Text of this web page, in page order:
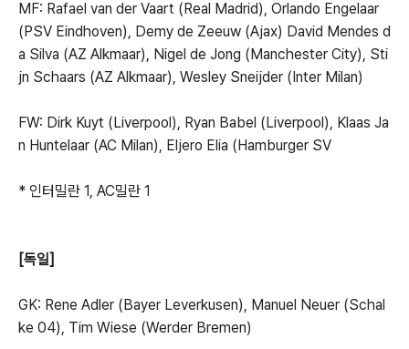
MF: Rafael van der Vaart (Real Madrid), Orlando Engelaar
(PSV Eindhoven), Demy de Zeeuw (Ajax) David Mendes d
a Silva (AZ Alkmaar), Nigel de Jong (Manchester City), Sti
jn Schaars (AZ Alkmaar), Wesley Sneijder (Inter Milan)
FW: Dirk Kuyt (Liverpool), Ryan Babel (Liverpool), Klaas Ja
n Huntelaar (AC Milan), Eljero Elia (Hamburger SV
* 인터밀란 1, AC밀란 1
[독일]
GK: Rene Adler (Bayer Leverkusen), Manuel Neuer (Schal
ke 04), Tim Wiese (Werder Bremen)